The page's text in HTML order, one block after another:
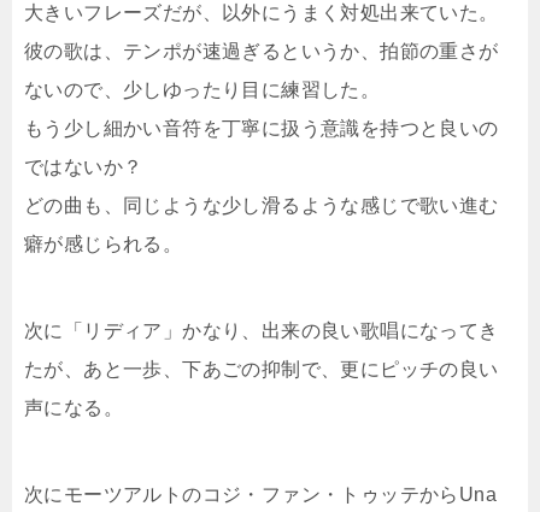
大きいフレーズだが、以外にうまく対処出来ていた。
彼の歌は、テンポが速過ぎるというか、拍節の重さが
ないので、少しゆったり目に練習した。
もう少し細かい音符を丁寧に扱う意識を持つと良いの
ではないか？
どの曲も、同じような少し滑るような感じで歌い進む
癖が感じられる。
次に「リディア」かなり、出来の良い歌唱になってき
たが、あと一歩、下あごの抑制で、更にピッチの良い
声になる。
次にモーツアルトのコジ・ファン・トゥッテからUna